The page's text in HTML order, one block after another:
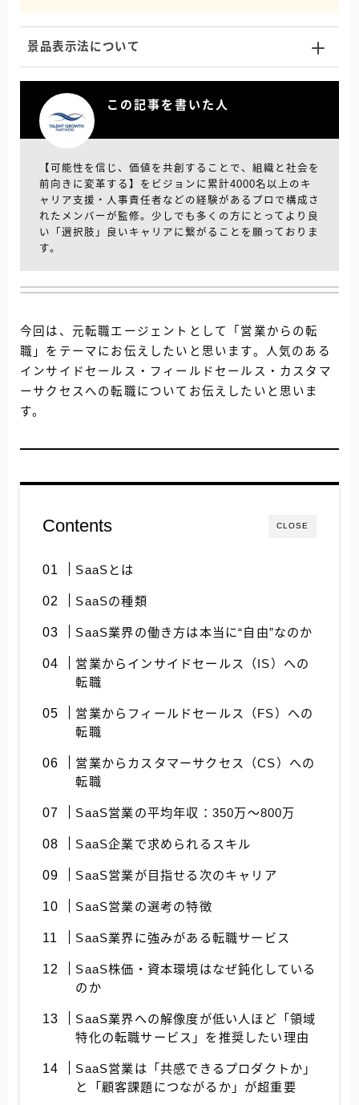
景品表示法について
この記事を書いた人
【可能性を信じ、価値を共創することで、組織と社会を
前向きに変革する】をビジョンに累計4000名以上のキ
ャリア支援・人事責任者などの経験があるプロで構成さ
れたメンバーが監修。少しでも多くの方にとってより良
い「選択肢」良いキャリアに繋がることを願っておりま
す。
今回は、元転職エージェントとして「営業からの転
職」をテーマにお伝えしたいと思います。人気のある
インサイドセールス・フィールドセールス・カスタマ
ーサクセスへの転職についてお伝えしたいと思いま
す。
CLOSE
Contents
SaaSとは
SaaSの種類
SaaS業界の働き方は本当に“自由”なのか
営業からインサイドセールス（IS）への
転職
営業からフィールドセールス（FS）への
転職
営業からカスタマーサクセス（CS）への
転職
SaaS営業の平均年収：350万～800万
SaaS企業で求められるスキル
SaaS営業が目指せる次のキャリア
SaaS営業の選考の特徴
SaaS業界に強みがある転職サービス
SaaS株価・資本環境はなぜ鈍化している
のか
SaaS業界への解像度が低い人ほど「領域
特化の転職サービス」を推奨したい理由
SaaS営業は「共感できるプロダクトか」
と「顧客課題につながるか」が超重要